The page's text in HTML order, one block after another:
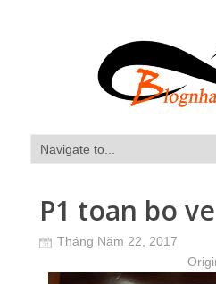
P1 toan bo
Tháng Năm 22, 2017